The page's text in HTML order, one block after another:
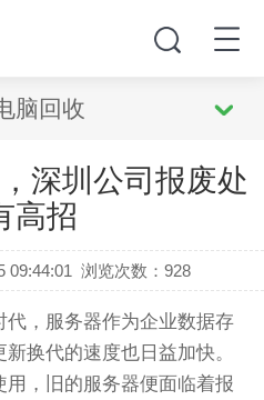
脑回收
深圳公司报废处
高招
09:44:01 浏览次数：928
，服务器作为企业数据存
换代的速度也日益加快。
，旧的服务器便面临着报